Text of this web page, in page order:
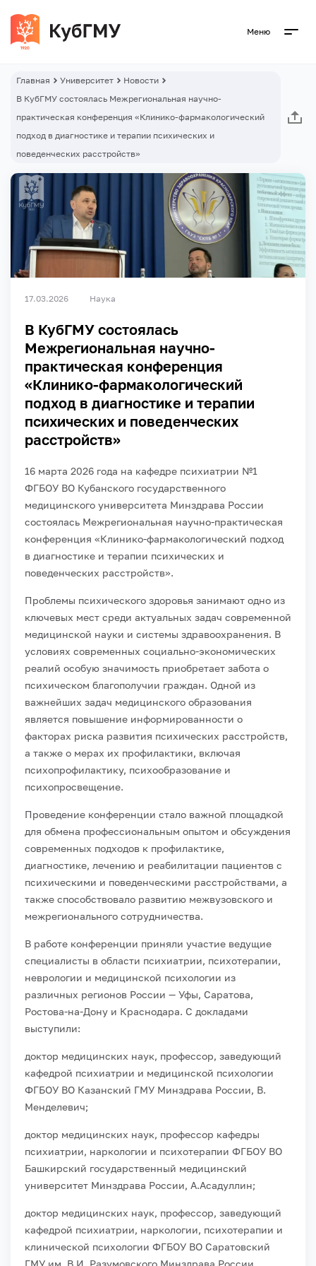
Меню
Главная Университет
Новости
В КубГМУ состоялась Межрегиональная научно-
практическая конференция «Клинико-фармакологический
подход в диагностике и терапии психических и
поведенческих расстройств»
17.03.2026 Наука
В КубГМУ состоялась
Межрегиональная научно-
практическая конференция
«Клинико-фармакологический
подход в диагностике и терапии
психических и поведенческих
расстройств»
16 марта 2026 года на кафедре психиатрии №1
ФГБОУ ВО Кубанского государственного
медицинского университета Минздрава России
состоялась Межрегиональная научно-практическая
конференция «Клинико-фармакологический подход
в диагностике и терапии психических и
поведенческих расстройств».
Проблемы психического здоровья занимают одно из
ключевых мест среди актуальных задач современной
медицинской науки и системы здравоохранения. В
условиях современных социально-экономических
реалий особую значимость приобретает забота о
психическом благополучии граждан. Одной из
важнейших задач медицинского образования
является повышение информированности о
факторах риска развития психических расстройств,
а также о мерах их профилактики, включая
психопрофилактику, психообразование и
психопросвещение.
Проведение конференции стало важной площадкой
для обмена профессиональным опытом и обсуждения
современных подходов к профилактике,
диагностике, лечению и реабилитации пациентов с
психическими и поведенческими расстройствами, а
также способствовало развитию межвузовского и
межрегионального сотрудничества.
В работе конференции приняли участие ведущие
специалисты в области психиатрии, психотерапии,
неврологии и медицинской психологии из
различных регионов России — Уфы, Саратова,
Ростова-на-Дону и Краснодара. С докладами
выступили:
доктор медицинских наук, профессор, заведующий
кафедрой психиатрии и медицинской психологии
ФГБОУ ВО Казанский ГМУ Минздрава России, В.
Менделевич;
доктор медицинских наук, профессор кафедры
психиатрии, наркологии и психотерапии ФГБОУ ВО
Башкирский государственный медицинский
университет Минздрава России, А.Асадуллин;
доктор медицинских наук, профессор, заведующий
кафедрой психиатрии, наркологии, психотерапии и
клинической психологии ФГБОУ ВО Саратовский
ГМУ им. В.И. Разумовского Минздрава России,